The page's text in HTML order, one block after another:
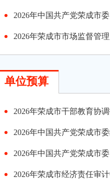
2026年中国共产党荣成市
2026年荣成市市场监督管
单位预算
2026年荣成市干部教育协
2026年中国共产党荣成市
2026年中国共产党荣成市
2026年荣成市经济责任审